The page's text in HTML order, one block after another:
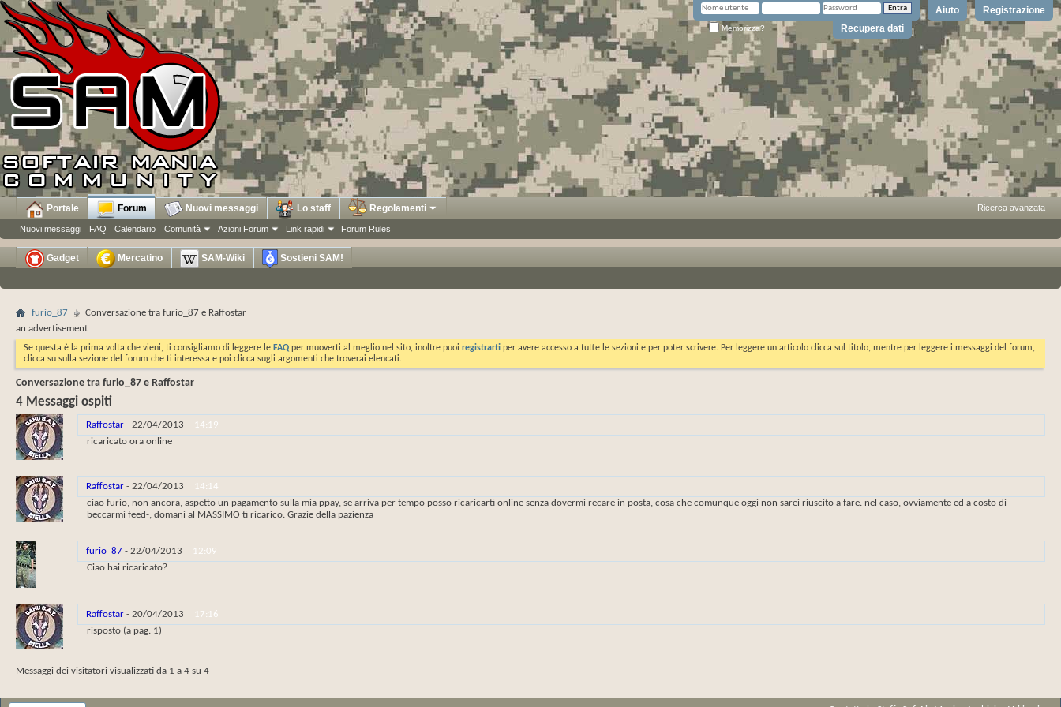
Registrazione
Aiuto
Memorizza? Recupera dati
Portale Forum
Nuovi messaggi FAQ Calendario Comunità Azioni Forum Link rapidi Forum Rules
Nuovi messaggi Lo staff Regolamenti Ricerca avanzata
Gadget Mercatino SAM-Wiki Sostieni SAM!
furio_87
Conversazione tra furio_87 e Raffostar
an advertisement
Se questa è la prima volta che vieni, ti consigliamo di leggere le FAQ per muoverti al meglio nel sito, inoltre puoi registrarti per avere accesso a tutte le sezioni e per poter scrivere. Per leggere un articolo clicca sul titolo, mentre per leggere i messaggi del forum,
clicca su sulla sezione del forum che ti interessa e poi clicca sugli argomenti che troverai elencati.
Conversazione tra furio_87 e Raffostar
4 Messaggi ospiti
Raffostar - 22/04/2013
14:19
ricaricato ora online
Raffostar - 22/04/2013
14:14
ciao furio, non ancora, aspetto un pagamento sulla mia ppay, se arriva per tempo posso ricaricarti online senza dovermi recare in posta, cosa che comunque oggi non sarei riuscito a fare. nel caso, ovviamente ed a costo di
beccarmi feed-, domani al MASSIMO ti ricarico. Grazie della pazienza
furio_87 - 22/04/2013
12:09
Ciao hai ricaricato?
Raffostar - 20/04/2013
17:16
risposto (a pag. 1)
Messaggi dei visitatori visualizzati da 1 a 4 su 4